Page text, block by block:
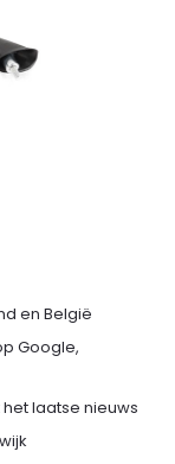
en België
Google,
laatse nieuws